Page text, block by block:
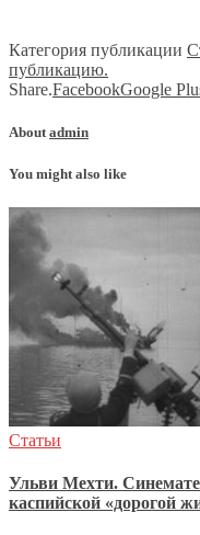
Категория публикации
публикацию.
Share.FacebookGoogle
About admin
You might also like
Статьи
Ульви Мехти.
каспийской «дорогой